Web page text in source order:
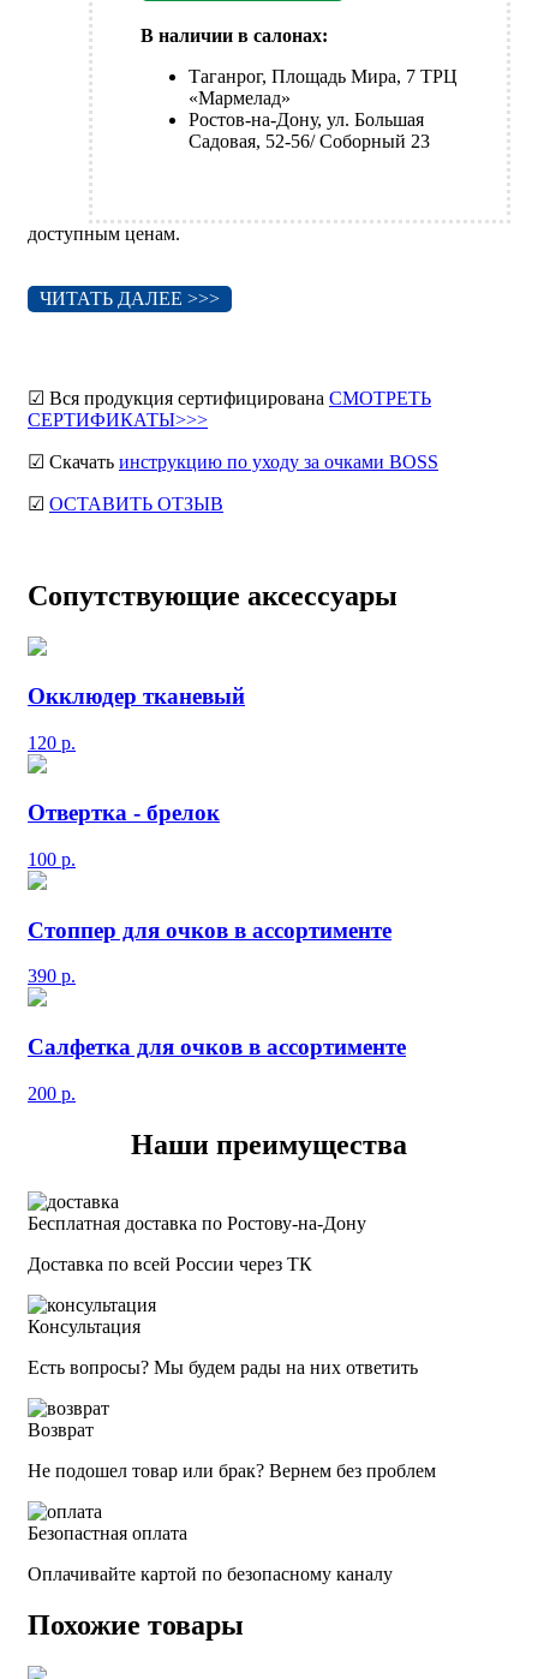
В наличии в салонах:
Таганрог, Площадь Мира, 7 ТРЦ
«Мармелад»
Ростов-на-Дону, ул. Большая
Садовая, 52-56/ Соборный 23
доступным ценам.
ЧИТАТЬ ДАЛЕЕ >>>
☑ Вся продукция сертифицирована СМОТРЕТЬ
СЕРТИФИКАТЫ>>>
☑ Скачать инструкцию по уходу за очками BOSS
☑ ОСТАВИТЬ ОТЗЫВ
Сопутствующие аксессуары
Окклюдер тканевый
120 р.
Отвертка - брелок
100 р.
Стоппер для очков в ассортименте
390 р.
Салфетка для очков в ассортименте
200 р.
Наши преимущества
Бесплатная доставка по Ростову-на-Дону
Доставка по всей России через ТК
Консультация
Есть вопросы? Мы будем рады на них ответить
Возврат
Не подошел товар или брак? Вернем без проблем
Безопастная оплата
Оплачивайте картой по безопасному каналу
Похожие товары